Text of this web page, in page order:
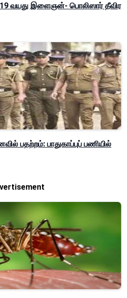
19 வயது இளைஞன்- பொலிஸார் தீவிர
பதற்றம்: பாதுகாப்புப் பணியில்